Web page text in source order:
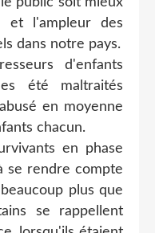
et l'ampleur des
dans notre pays.
d'enfants
été maltraités
en moyenne
chacun.
en phase
se rendre compte
plus que
se rappellent